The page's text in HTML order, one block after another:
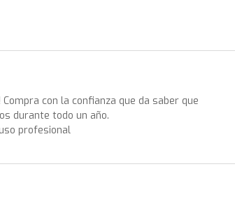
Compra con la confianza que da saber que
durante todo un año.
profesional